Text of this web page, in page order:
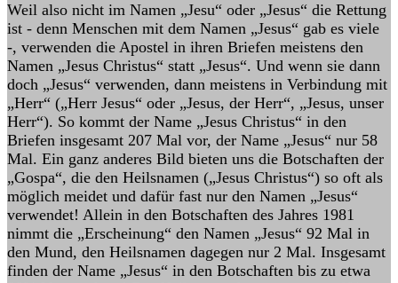
Weil also nicht im Namen „Jesu“ oder „Jesus“ die Rettung
ist - denn Menschen mit dem Namen „Jesus“ gab es viele
-, verwenden die Apostel in ihren Briefen meistens den
Namen „Jesus Christus“ statt „Jesus“. Und wenn sie dann
doch „Jesus“ verwenden, dann meistens in Verbindung mit
„Herr“ („Herr Jesus“ oder „Jesus, der Herr“, „Jesus, unser
Herr“). So kommt der Name „Jesus Christus“ in den
Briefen insgesamt 207 Mal vor, der Name „Jesus“ nur 58
Mal. Ein ganz anderes Bild bieten uns die Botschaften der
„Gospa“, die den Heilsnamen („Jesus Christus“) so oft als
möglich meidet und dafür fast nur den Namen „Jesus“
verwendet! Allein in den Botschaften des Jahres 1981
nimmt die „Erscheinung“ den Namen „Jesus“ 92 Mal in
den Mund, den Heilsnamen dagegen nur 2 Mal. Insgesamt
finden der Name „Jesus“ in den Botschaften bis zu etwa